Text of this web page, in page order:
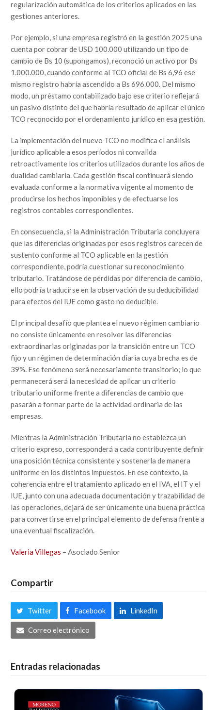
regularización automática de los criterios aplicados en las
gestiones anteriores.
Por ejemplo, si una empresa registró en la gestión 2025 una
cuenta por cobrar de USD 100.000 utilizando un tipo de
cambio de Bs 10 (supongamos), reconoció un activo por Bs
1.000.000, cuando conforme al TCO oficial de Bs 6,96 ese
mismo registro habría ascendido a Bs 696.000. Del mismo
modo, un préstamo contabilizado bajo ese criterio reflejará
un pasivo distinto del que habría resultado de aplicar el único
TCO reconocido por el ordenamiento jurídico en esa gestión.
La implementación del nuevo TCO no modifica el análisis
jurídico aplicable a esos períodos ni convalida
retroactivamente los criterios utilizados durante los años de
dualidad cambiaria. Cada gestión fiscal continuará siendo
evaluada conforme a la normativa vigente al momento de
producirse los hechos imponibles y de efectuarse los
registros contables correspondientes.
En consecuencia, si la Administración Tributaria concluyera
que las diferencias originadas por esos registros carecen de
sustento conforme al TCO aplicable en la gestión
correspondiente, podría cuestionar su reconocimiento
tributario. Tratándose de pérdidas por diferencia de cambio,
ello podría traducirse en la observación de su deducibilidad
para efectos del IUE como gasto no deducible.
El principal desafío que plantea el nuevo régimen cambiario
no consiste únicamente en resolver las diferencias
extraordinarias originadas por la transición entre un TCO
fijo y un régimen de determinación diaria cuya brecha es de
39%. Ese fenómeno será necesariamente transitorio; lo que
permanecerá será la necesidad de aplicar un criterio
tributario uniforme frente a diferencias de cambio que
pasarán a formar parte de la actividad ordinaria de las
empresas.
Mientras la Administración Tributaria no establezca un
criterio expreso, corresponderá a cada contribuyente definir
una posición técnica consistente y sostenerla de manera
uniforme en los distintos impuestos. En ese contexto, la
coherencia entre el tratamiento aplicado en el IVA, el IT y el
IUE, junto con una adecuada documentación y trazabilidad de
las operaciones, dejará de ser únicamente una buena práctica
para convertirse en el principal elemento de defensa frente a
una eventual fiscalización.
Valeria Villegas – Asociado Senior
Compartir
Twitter Facebook LinkedIn
Correo electrónico
Entradas relacionadas